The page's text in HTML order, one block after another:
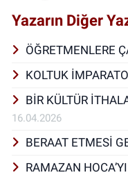
Yazarın Diğer
ÖĞRETMENLERE
KOLTUK
BİR KÜLTÜR
16.04.2026
BERAAT ETMESİ
RAMAZAN